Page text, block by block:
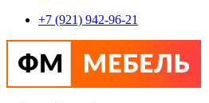
+7 (921) 942-96-21